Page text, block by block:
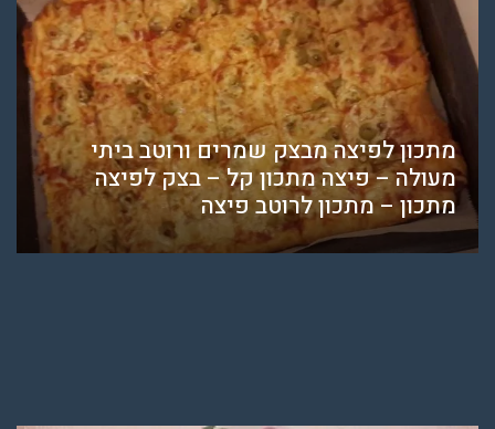
מתכון לפיצה מבצק שמרים ורוטב ביתי
מעולה – פיצה מתכון קל – בצק לפיצה
מתכון – מתכון לרוטב פיצה